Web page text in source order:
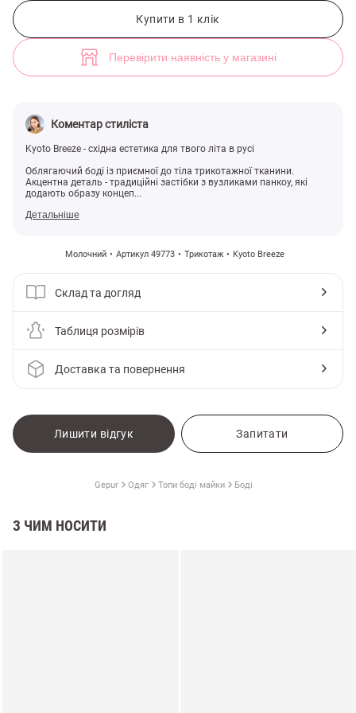
Купити в 1 клік
Перевірити наявність у магазині
Коментар стиліста
Kyoto Breeze - східна естетика для твого літа в русі
Облягаючий боді із приємної до тіла трикотажної тканини.
Акцентна деталь - традиційні застібки з вузликами панкоу, які
додають образу концеп...
Детальніше
Молочний Артикул 49773 Трикотаж Kyoto Breeze
Склад та догляд
Таблиця розмірів
Доставка та повернення
Лишити відгук Запитати
Gepur Одяг Топи боді майки Боді
З ЧИМ НОСИТИ
Молочний трикотажний боді з акцентним вирізом (арт. 49773) ♡